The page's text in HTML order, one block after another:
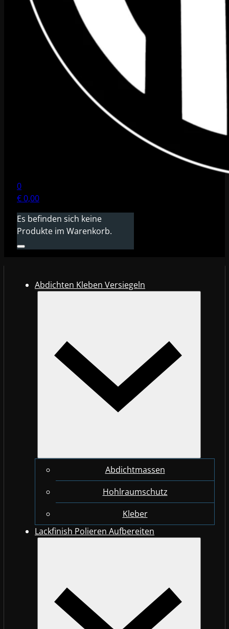
0
€0,00
Es befinden sich keine
Produkte im Warenkorb.
Abdichten Kleben Versiegeln
Abdichtmassen
Hohlraumschutz
Kleber
Lackfinish Polieren Aufbereiten